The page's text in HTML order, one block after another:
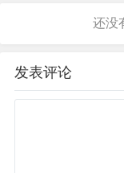
发表评论